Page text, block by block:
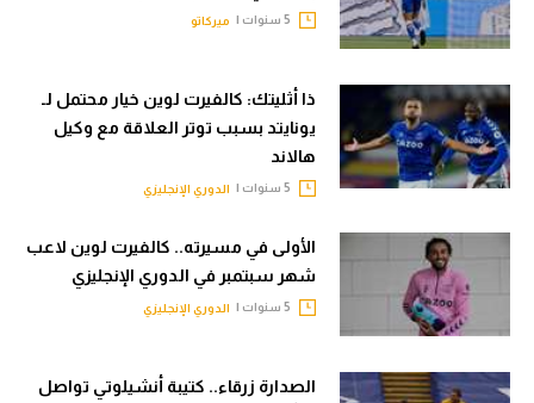
ميركاتو
ذا أثليتك: كالفيرت لوين خيار محتمل لـ
يونايتد بسبب توتر العلاقة مع وكيل
هالاند
الدوري الإنجليزي
الأولى في مسيرته.. كالفيرت لوين لاعب
شهر سبتمبر في الدوري الإنجليزي
الدوري الإنجليزي
الصدارة زرقاء.. كتيبة أنشيلوتي تواصل